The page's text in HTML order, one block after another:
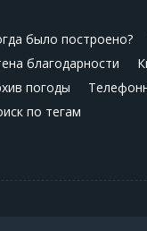
было построено?
благодарности
погоды
по тегам